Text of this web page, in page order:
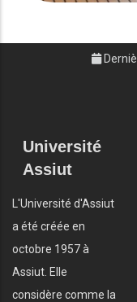
Université
Assiut
L'Université d'Assiut
a été créée en
octobre 1957 à
Assiut. Elle
considère comme la